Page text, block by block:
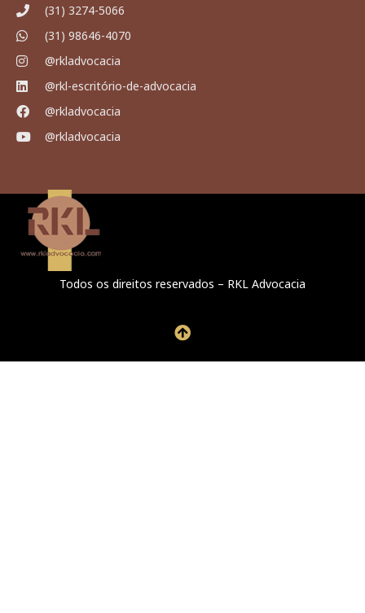
(31) 3274-5066
(31) 98646-4070
@rkladvocacia
@rkl-escritório-de-advocacia
@rkladvocacia
@rkladvocacia
Todos os direitos reservados – RKL Advocacia